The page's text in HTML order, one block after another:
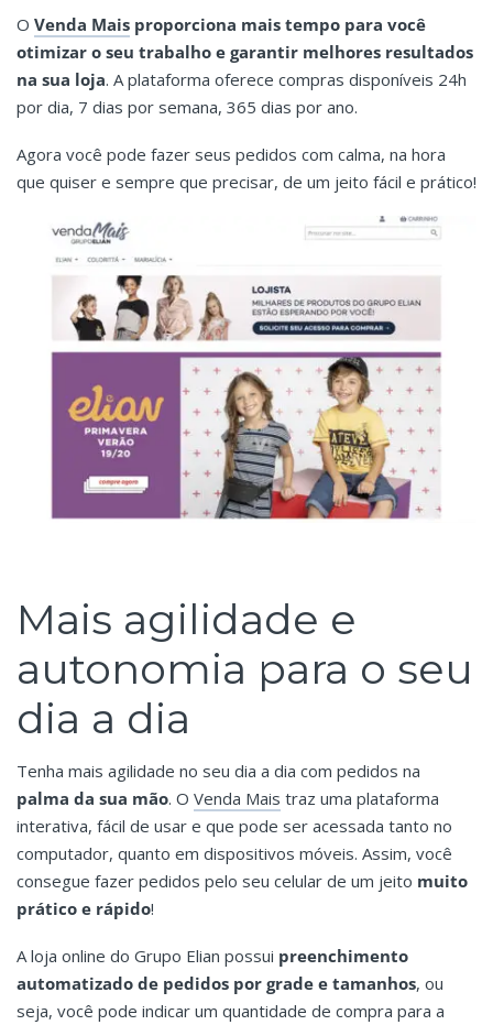
O Venda Mais proporciona mais tempo para você
otimizar o seu trabalho e garantir melhores resultados
na sua loja. A plataforma oferece compras disponíveis 24h
por dia, 7 dias por semana, 365 dias por ano.
Agora você pode fazer seus pedidos com calma, na hora
que quiser e sempre que precisar, de um jeito fácil e prático!
Mais agilidade e
autonomia para o seu
dia a dia
Tenha mais agilidade no seu dia a dia com pedidos na
palma da sua mão. O Venda Mais traz uma plataforma
interativa, fácil de usar e que pode ser acessada tanto no
computador, quanto em dispositivos móveis. Assim, você
consegue fazer pedidos pelo seu celular de um jeito muito
prático e rápido!
A loja online do Grupo Elian possui preenchimento
automatizado de pedidos por grade e tamanhos, ou
seja, você pode indicar um quantidade de compra para a